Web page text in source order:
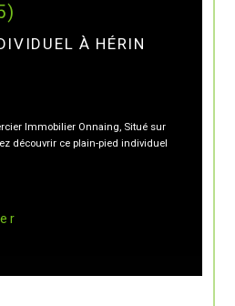
À HÉRIN
Immobilier Onnaing, Situé sur
découvrir ce plain-pied individuel